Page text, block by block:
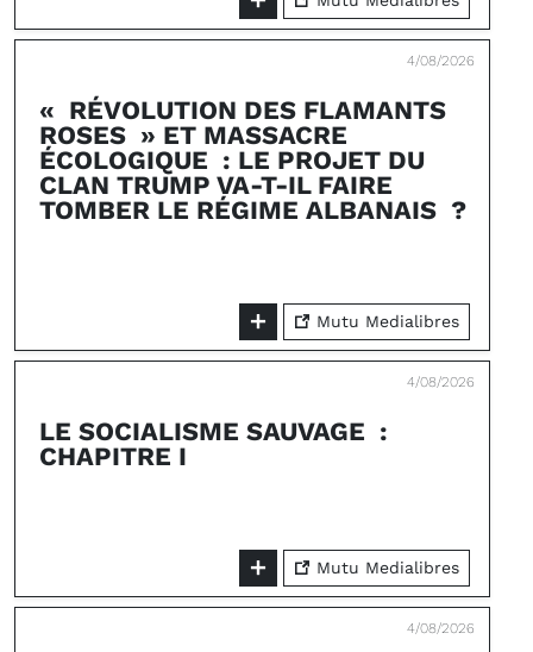
4/08/2026
« RÉVOLUTION DES FLAMANTS
ROSES » ET MASSACRE
ÉCOLOGIQUE : LE PROJET DU
CLAN TRUMP VA-T-IL FAIRE
TOMBER LE RÉGIME ALBANAIS ?
Mutu Medialibres
4/08/2026
LE SOCIALISME SAUVAGE :
CHAPITRE I
Mutu Medialibres
4/08/2026